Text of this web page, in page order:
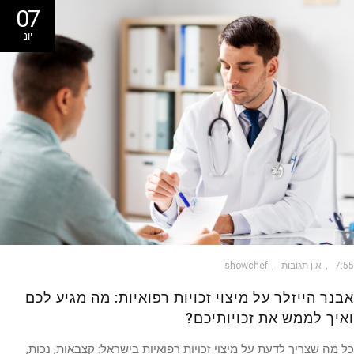
07
אין תגובות showchef
הייזלר על מיצוי זכויות רפואיות: מה מגיע לכם
לממש את זכויותיכם?
מה שצריך לדעת על מיצוי זכויות רפואיות בישראל: קצבאות, נכות,